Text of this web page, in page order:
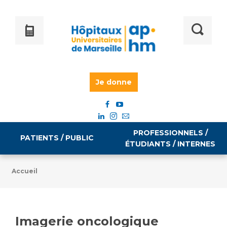
Je donne
PATIENTS / PUBLIC
PROFESSIONNELS /
ÉTUDIANTS / INTERNES
Emploi / formation
Accueil
Imagerie oncologique